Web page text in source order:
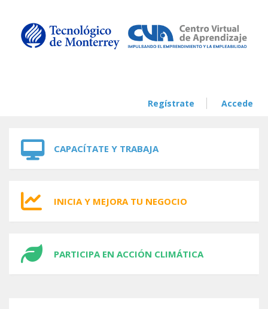
Regístrate Accede
CAPACÍTATE Y TRABAJA
INICIA Y MEJORA TU NEGOCIO
PARTICIPA EN ACCIÓN CLIMÁTICA